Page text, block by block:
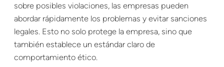
sobre posibles violaciones, las empresas pueden
abordar rápidamente los problemas y evitar sanciones
legales. Esto no solo protege la empresa, sino que
también establece un estándar claro de
comportamiento ético.